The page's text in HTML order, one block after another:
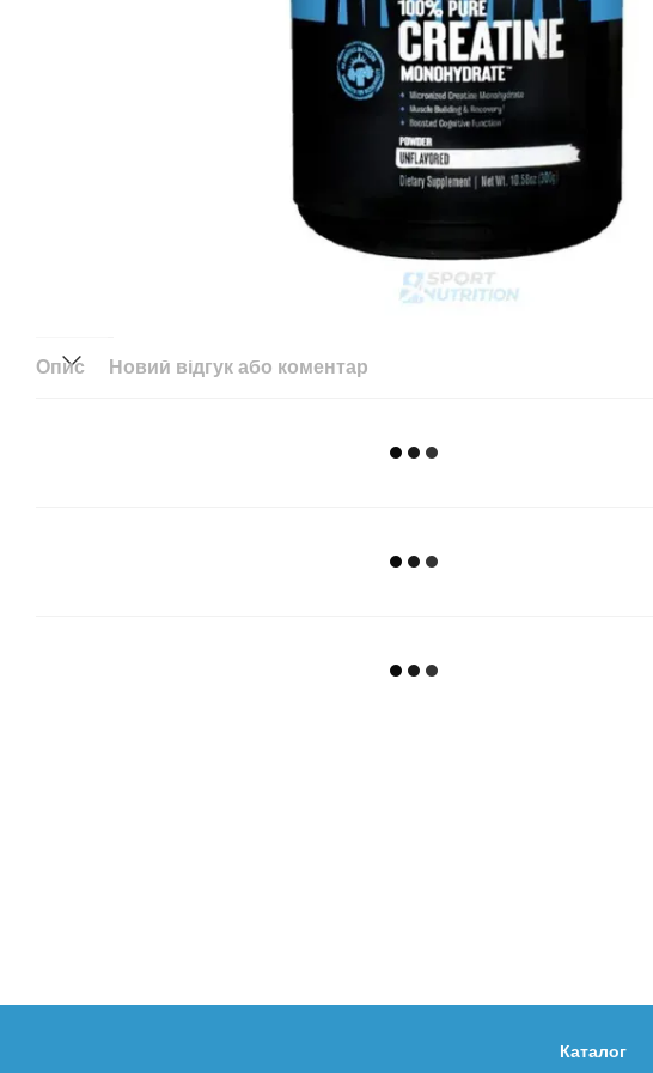
Опис Новий відгук або коментар
Каталог